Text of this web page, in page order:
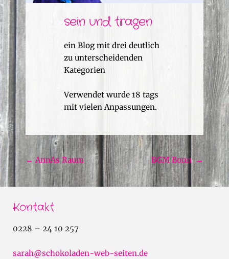
sein und tragen
ein Blog mit drei deutlich
zu unterscheidenden
Kategorien
Verwendet wurde 18 tags
mit vielen Anpassungen.
Beitragsnavigation
← AnnAs Raum BGM Bonn→
Kontakt
0228 – 24 10 257
sarah@schokoladen-web-seiten.de